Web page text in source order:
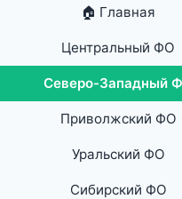
🏠 Главная
Центральный ФО
Северо-Западный
Приволжский ФО
Уральский ФО
Сибирский ФО